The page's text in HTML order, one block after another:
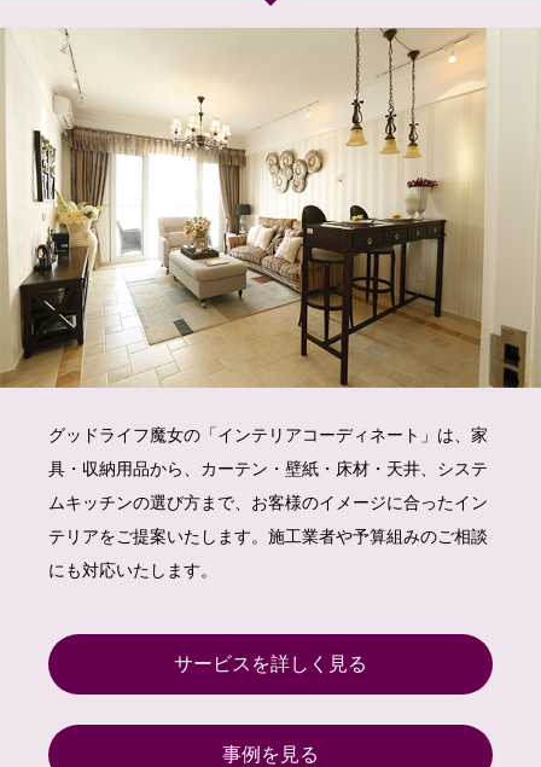
グッドライフ魔女の「インテリアコーディネート」は、家
具・収納用品から、カーテン・壁紙・床材・天井、システ
ムキッチンの選び方まで、お客様のイメージに合ったイン
テリアをご提案いたします。施工業者や予算組みのご相談
にも対応いたします。
サービスを詳しく見る
事例を見る